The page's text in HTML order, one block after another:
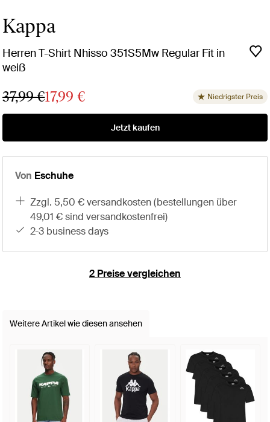
Kappa
Herren T-Shirt Nhisso 351S5Mw Regular Fit in
weiß
37,99 €17,99 € Niedrigster Preis
Jetzt kaufen
Von Eschuhe
zzgl. 5,50 € versandkosten (bestellungen über
49,01 € sind versandkostenfrei)
2-3 business days
2 Preise vergleichen
Weitere Artikel wie diesen ansehen